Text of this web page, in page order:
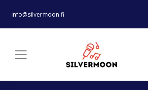
info@silvermoon.fi